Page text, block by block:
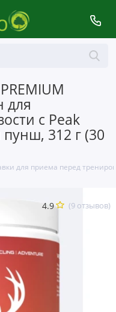
для
с Peak
312 г (30
для приема перед
4.9 (9 отзывов)